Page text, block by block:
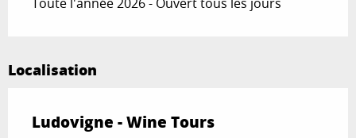
Localisation
Ludovigne - Wine Tours